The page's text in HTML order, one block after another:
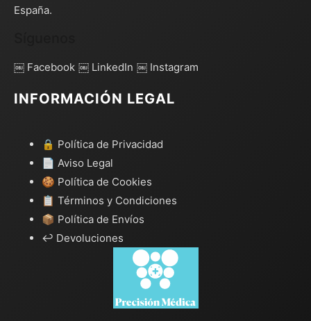
España.
￼ Facebook ￼ LinkedIn ￼ Instagram
INFORMACIÓN LEGAL
🔒 Política de Privacidad
📄 Aviso Legal
🍪 Política de Cookies
📋 Términos y Condiciones
📦 Política de Envíos
↩️ Devoluciones